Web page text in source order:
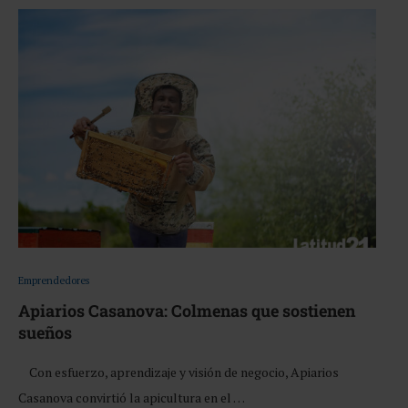
Emprendedores
Apiarios Casanova: Colmenas que sostienen
sueños
Con esfuerzo, aprendizaje y visión de negocio, Apiarios
Casanova convirtió la apicultura en el …